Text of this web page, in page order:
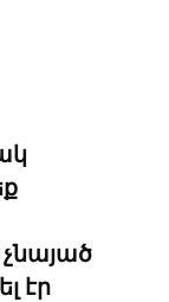
էր